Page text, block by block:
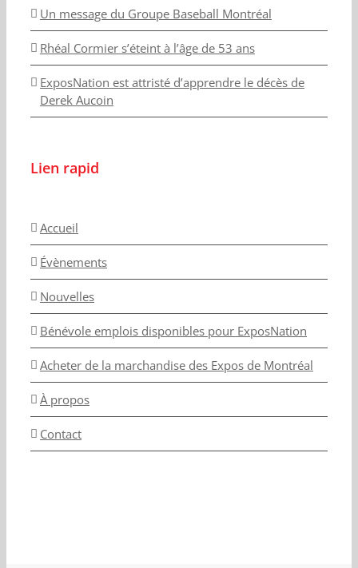
Un message du Groupe Baseball Montréal
Rhéal Cormier s’éteint à l’âge de 53 ans
ExposNation est attristé d’apprendre le décès de
Derek Aucoin
Lien rapid
Accueil
Évènements
Nouvelles
Bénévole emplois disponibles pour ExposNation
Acheter de la marchandise des Expos de Montréal
À propos
Contact